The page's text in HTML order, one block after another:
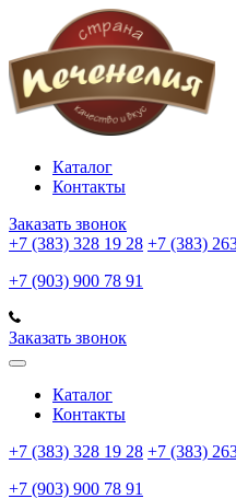
Каталог
Контакты
Заказать звонок
+7 (383) 328 19 28 +7 (383)
+7 (903) 900 78 91
Заказать звонок
Каталог
Контакты
+7 (383) 328 19 28 +7 (383)
+7 (903) 900 78 91